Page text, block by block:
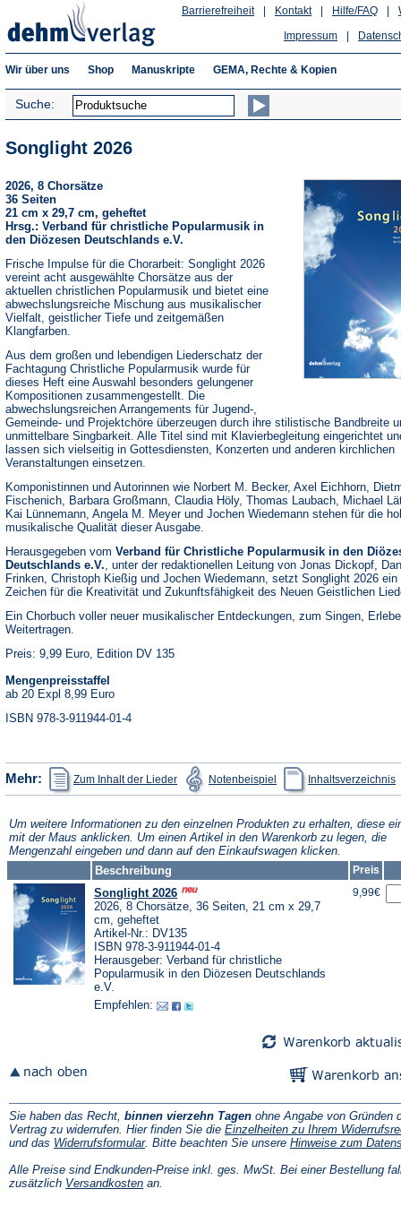
Hilfe/FAQ
Kontakt
Barrierefreiheit
Impressum
Wir über uns Shop Manuskripte GEMA, Rechte & Kopien
Suche:
Songlight 2026
2026, 8 Chorsätze
36 Seiten
21 cm x 29,7 cm, geheftet
Hrsg.: Verband für christliche Popularmusik in
den Diözesen Deutschlands e.V.
Frische Impulse für die Chorarbeit: Songlight 2026
vereint acht ausgewählte Chorsätze aus der
aktuellen christlichen Popularmusik und bietet eine
abwechslungsreiche Mischung aus musikalischer
Vielfalt, geistlicher Tiefe und zeitgemäßen
Klangfarben.
Aus dem großen und lebendigen Liederschatz der
Fachtagung Christliche Popularmusik wurde für
dieses Heft eine Auswahl besonders gelungener
Kompositionen zusammengestellt. Die
abwechslungsreichen Arrangements für Jugend-,
Gemeinde- und Projektchöre überzeugen durch ihre stilistische Bandbreite
unmittelbare Singbarkeit. Alle Titel sind mit Klavierbegleitung eingerichtet
lassen sich vielseitig in Gottesdiensten, Konzerten und anderen kirchlichen
Veranstaltungen einsetzen.
Komponistinnen und Autorinnen wie Norbert M. Becker, Axel Eichhorn,
Fischenich, Barbara Großmann, Claudia Höly, Thomas Laubach, Michael
Kai Lünnemann, Angela M. Meyer und Jochen Wiedemann stehen für die
musikalische Qualität dieser Ausgabe.
Herausgegeben vom Verband für Christliche Popularmusik in den
Deutschlands e.V., unter der redaktionellen Leitung von Jonas Dickopf,
Frinken, Christoph Kießig und Jochen Wiedemann, setzt Songlight 2026
Zeichen für die Kreativität und Zukunftsfähigkeit des Neuen Geistlichen
Ein Chorbuch voller neuer musikalischer Entdeckungen, zum Singen,
Weitertragen.
Preis: 9,99 Euro, Edition DV 135
Mengenpreisstaffel
ab 20 Expl 8,99 Euro
ISBN 978-3-911944-01-4
Mehr: Zum Inhalt der Lieder
(Öffnet
in
einem
Tab)
Notenbeispiel
(Öffnet
in
einem
Tab)
Inhaltsverzeichnis
Um weitere Informationen zu den einzelnen Produkten zu erhalten, diese
mit der Maus anklicken. Um einen Artikel in den Warenkorb zu legen, die
Mengenzahl eingeben und dann auf den Einkaufswagen klicken.
Beschreibung
Preis
Songlight 2026
2026, 8 Chorsätze, 36 Seiten, 21 cm x 29,7
cm, geheftet
Artikel-Nr.: DV135
ISBN 978-3-911944-01-4
Herausgeber: Verband für christliche
Popularmusik in den Diözesen Deutschlands
e.V.
Empfehlen:
9,99€
Sie haben das Recht, binnen vierzehn Tagen ohne Angabe von Gründen
Vertrag zu widerrufen. Hier finden Sie die Einzelheiten zu Ihrem
und das Widerrufsformular(Öffnet
einem
neuen
. Bitte beachten Sie unsere Hinweise zum
Alle Preise sind Endkunden-Preise inkl. ges. MwSt. Bei einer Bestellung
zusätzlich Versandkosten(Öffnet
an.